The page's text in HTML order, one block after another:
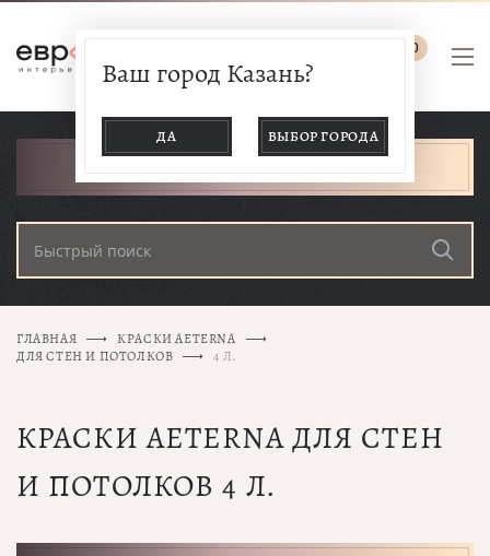
0
Ваш город Казань?
ДА ВЫБОР ГОРОДА
ГЛАВНАЯ
КРАСКИ AETERNA
ДЛЯ СТЕН И ПОТОЛКОВ
4 Л.
КРАСКИ AETERNA ДЛЯ СТЕН
И ПОТОЛКОВ 4 Л.